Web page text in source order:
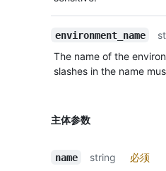
environment_name
The name of the
slashes in the name
主体参数
name string
必须